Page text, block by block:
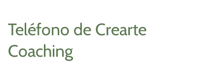
Teléfono de Crearte
Coaching